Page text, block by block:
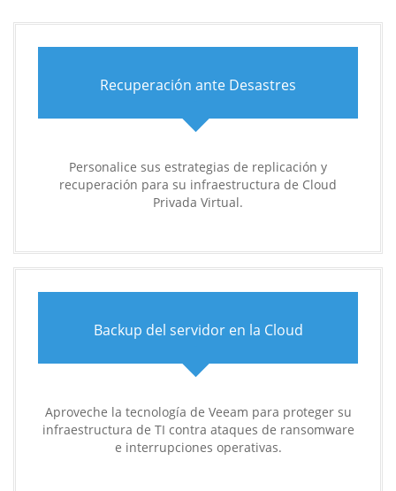
Recuperación ante Desastres
Personalice sus estrategias de replicación y
recuperación para su infraestructura de Cloud
Privada Virtual.
Backup del servidor en la Cloud
Aproveche la tecnología de Veeam para proteger su
infraestructura de TI contra ataques de ransomware
e interrupciones operativas.